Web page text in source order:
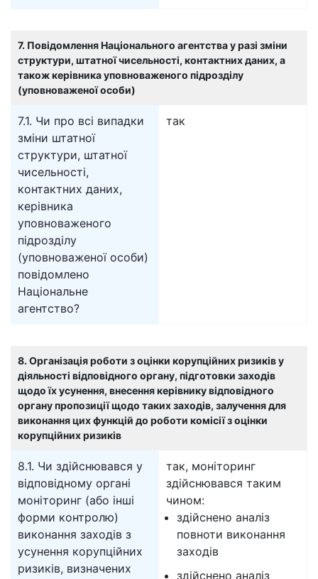
7. Повідомлення Національного агентства у разі зміни
структури, штатної чисельності, контактних даних, а
також керівника уповноваженого підрозділу
(уповноваженої особи)
7.1. Чи про всі випадки
зміни штатної
структури, штатної
чисельності,
контактних даних,
керівника
уповноваженого
підрозділу
(уповноваженої особи)
повідомлено
Національне
агентство?
так
8. Організація роботи з оцінки корупційних ризиків у
діяльності відповідного органу, підготовки заходів
щодо їх усунення, внесення керівнику відповідного
органу пропозиції щодо таких заходів, залучення для
виконання цих функцій до роботи комісії з оцінки
корупційних ризиків
8.1. Чи здійснювався у
відповідному органі
моніторинг (або інші
форми контролю)
виконання заходів з
усунення корупційних
ризиків, визначених
так, моніторинг
здійснювався таким
чином:
здійснено аналіз
повноти виконання
заходів
здійснено аналіз